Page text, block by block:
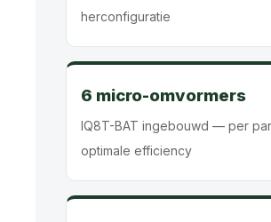
herconfiguratie
6 micro-omvormers
IQ8T-BAT ingebouwd — per
optimale efficiency